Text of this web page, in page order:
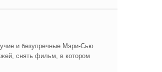
и безупречные Мэри-Сью
снять фильм, в котором